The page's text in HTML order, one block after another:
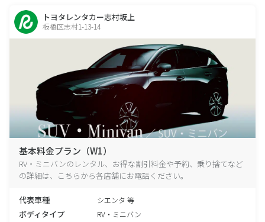
トヨタレンタカー志村坂上
板橋区志村1-13-14
基本料金プラン（W1）
RV・ミニバンのレンタル、お得な割引料金や予約、乗り捨てなど
の詳細は、こちらから各店舗にお電話ください。
代表車種 シエンタ 等
ボディタイプ RV・ミニバン